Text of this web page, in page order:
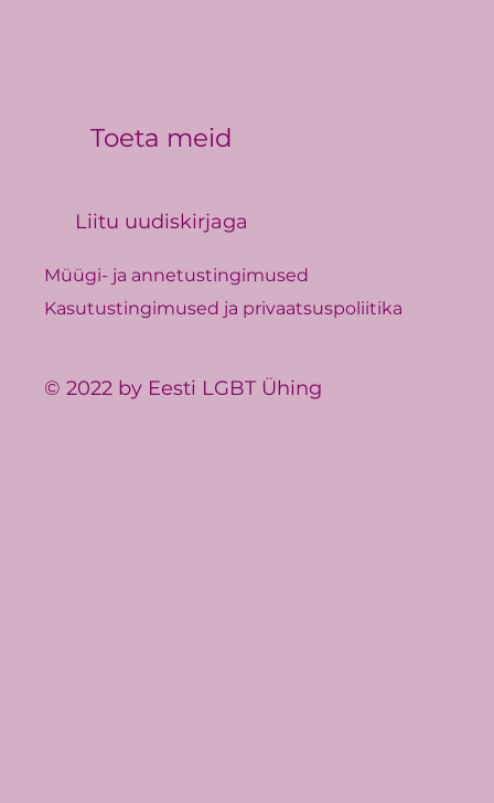
Toeta meid
Liitu uudiskirjaga
Müügi- ja annetustingimused
Kasutustingimused ja privaatsuspoliitika
© 2022 by Eesti LGBT Ühing